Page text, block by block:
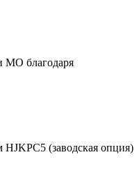
МО благодаря
(заводская опция)